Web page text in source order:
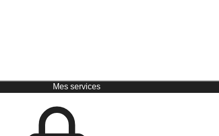
Mes services